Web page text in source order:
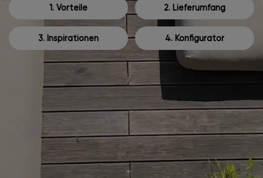
1. Vorteile 2. Lieferumfang
3. Inspirationen 4. Konfigurator